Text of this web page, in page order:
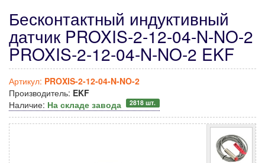
Бесконтактный индуктивный
датчик PROXIS-2-12-04-N-NO-2
PROXIS-2-12-04-N-NO-2 EKF
Артикул: PROXIS-2-12-04-N-NO-2
Производитель: EKF
Наличие: На складе завода 2818 шт.